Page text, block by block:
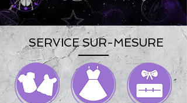
SERVICE SUR-MESURE